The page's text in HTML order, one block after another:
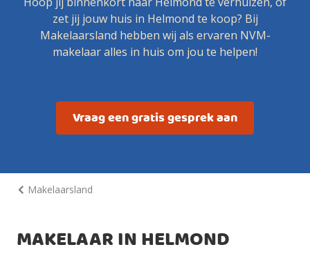
zet jij jouw huis in Helmond te koop? Bij
Makelaarsland hebben wij als ervaren NVM-
makelaar alles in huis om jou te helpen!
Vraag een gratis gesprek aan
Makelaarsland
MAKELAAR IN HELMOND